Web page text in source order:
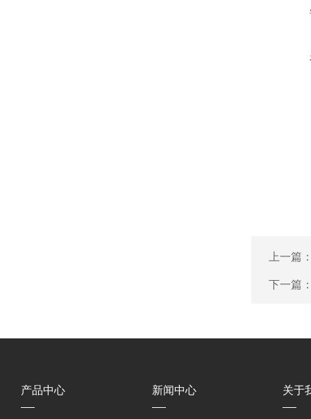
上一篇
下一篇
产品中心 新闻中心 关于